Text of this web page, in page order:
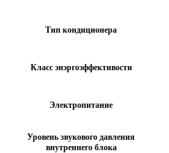
Тип кондиционера
Класс энэргоэффективости
Электропитание
Уровень звукового давления
внутреннего блока